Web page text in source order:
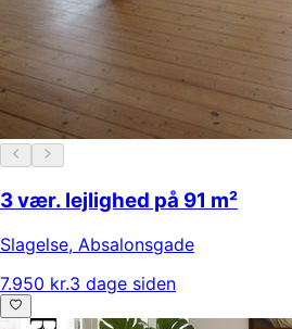
3 vær. lejlighed på 91 m²
Slagelse, Absalonsgade
7.950 kr.3 dage siden